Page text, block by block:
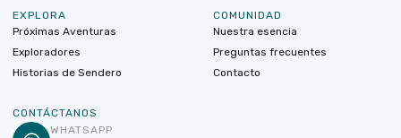
EXPLORA
Próximas Aventuras
Exploradores
Historias de Sendero
COMUNIDAD
Nuestra esencia
Preguntas frecuentes
Contacto
CONTÁCTANOS
WHATSAPP